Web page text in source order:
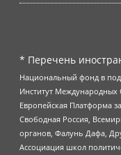
* Перечень
Национальный фонд в
Институт Международных
Европейская Платформа
Свободная Россия,
органов, Фалунь Дафа,
Ассоциация школ